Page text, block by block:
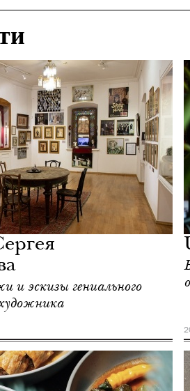
и эскизы гениального